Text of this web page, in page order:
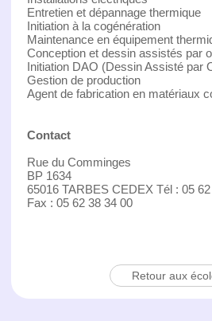
Entretien et dépannage thermique
Initiation à la cogénération
Maintenance en équipement
Conception et dessin assistés par
Initiation DAO (Dessin Assisté par
Gestion de production
Agent de fabrication en matériaux
Contact
Rue du Comminges
BP 1634
65016 TARBES CEDEX Tél : 05
Fax : 05 62 38 34 00
Retour aux